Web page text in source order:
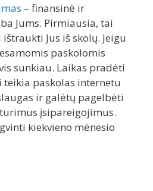
– finansinė ir
Jums. Pirmiausia, tai
Jus iš skolų. Jeigu
paskolomis
sunkiau. Laikas pradėti
teikia paskolas internetu
ir galėtų pagelbėti
įsipareigojimus.
kiekvieno mėnesio